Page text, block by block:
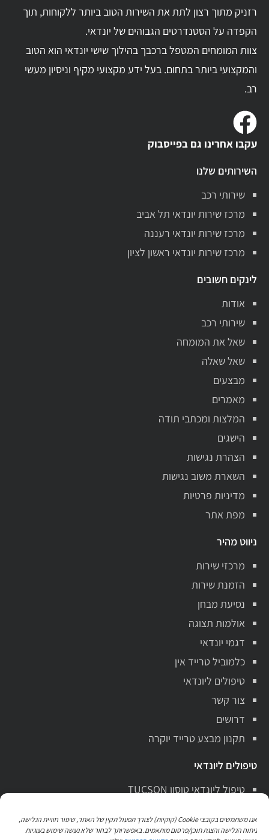
אנו משתמשים בקובצי Cookie (קוקיות) לצורך תפעול תקין של האתר, שיפור חוויית הגלישה,
ניתוח הגלישה והצגת תוכן/פרסום מותאמים. באפשרותך לבחור שלא נעשה שימוש בעוגיות
רזניק מתוך רצון לתת את השירות הטוב ביותר ללקוחות, תוך
הקפדה על הסטנדרטים הגבוהים של יונדאי.
צוות המומחים המטפל ברכבך בהילוך שישי יונדאי הוא הטוב
והמקצועי ביותר בתחום. בעל ידע מקצועי מקיף וניסיון מעשי
רב.
עקבו אחרינו גם בפייסבוק
השירותים שלנו
שירותי רכב
מרכז שירות יונדאי תל אביב
מרכז שירות יונדאי רעננה
מרכז שירות יונדאי ראשון לציון
לינקים חשובים
אודות
שירותי רכב
שאל את המומחה
שאל שאלה
מבצעים
מאמרים
המלצות ומכתבי תודה
הישגים
הצהרת נגישות
השארת משוב נגישות
מדיניות פרטיות
מפת אתר
ניווט מהיר
מרכזי שירות
הזמנת שירות
נסיעת מבחן
אולמות תצוגה
דגמי יונדאי
כלמוביל טרייד אין
טיפולים ליונדאי
צור קשר
דרושים
תקנון מבצע טרייד יוקרה
טיפולים ליונדאי
טיפול ליונדאי טוסון TUCSON
טיפול ליונדאי i10